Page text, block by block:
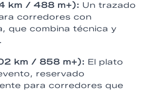
km / 488 m+): Un trazado
corredores con
que combina técnica y
km / 858 m+): El plato
reservado
para corredores que